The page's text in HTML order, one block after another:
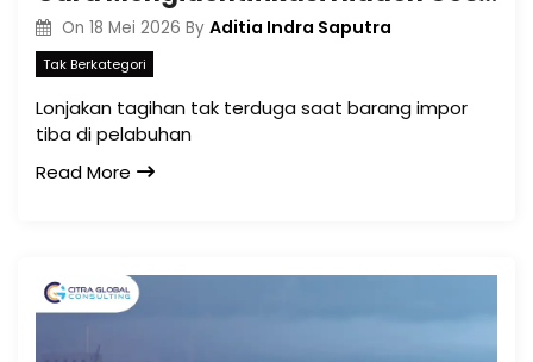
On 18 Mei 2026 By Aditia Indra Saputra
Tak Berkategori
Lonjakan tagihan tak terduga saat barang impor
tiba di pelabuhan
Read More